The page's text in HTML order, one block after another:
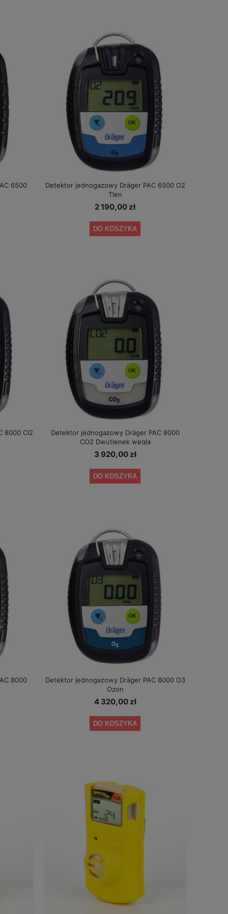
6500
Detektor jednogazowy Dräger PAC 6500 O2
Tlen
2 190,00 zł
DO KOSZYKA
8000 CI2
Detektor jednogazowy Dräger PAC 8000
CO2 Dwutlenek węgla
3 920,00 zł
DO KOSZYKA
8000
Detektor jednogazowy Dräger PAC 8000 O3
Ozon
4 320,00 zł
DO KOSZYKA